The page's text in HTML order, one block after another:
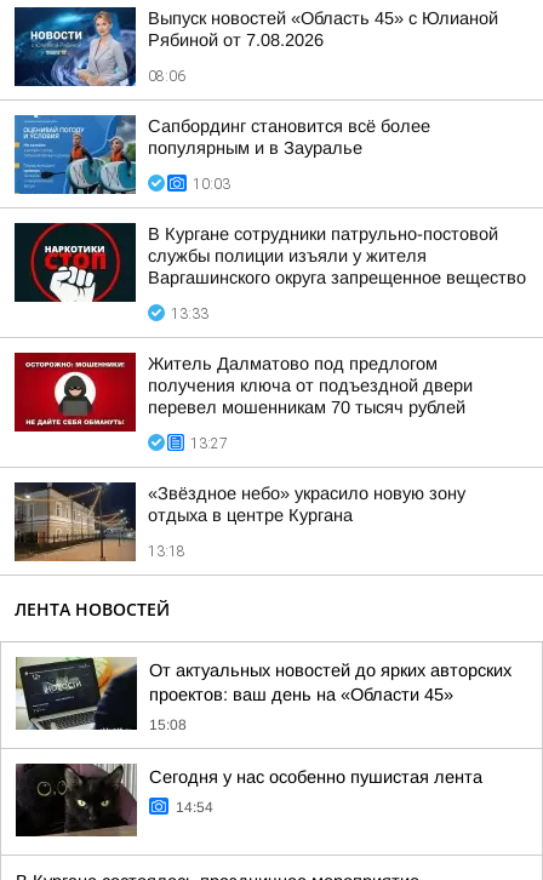
Выпуск новостей «Область 45» с Юлианой
Рябиной от 7.08.2026
08:06
Сапбординг становится всё более
популярным и в Зауралье
10:03
В Кургане сотрудники патрульно-постовой
службы полиции изъяли у жителя
Варгашинского округа запрещенное вещество
13:33
Житель Далматово под предлогом
получения ключа от подъездной двери
перевел мошенникам 70 тысяч рублей
13:27
«Звёздное небо» украсило новую зону
отдыха в центре Кургана
13:18
ЛЕНТА НОВОСТЕЙ
От актуальных новостей до ярких авторских
проектов: ваш день на «Области 45»
15:08
Сегодня у нас особенно пушистая лента
14:54